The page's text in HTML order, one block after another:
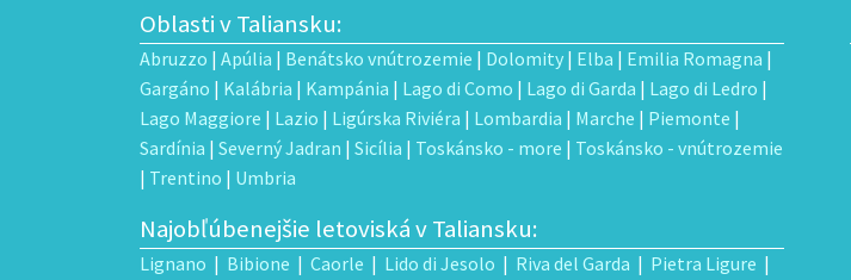
Oblasti v Taliansku:
Abruzzo | Apúlia | Benátsko vnútrozemie | Dolomity | Elba | Emilia Romagna |
Gargáno | Kalábria | Kampánia | Lago di Como | Lago di Garda | Lago di Ledro |
Lago Maggiore | Lazio | Ligúrska Riviéra | Lombardia | Marche | Piemonte |
Sardínia | Severný Jadran | Sicília | Toskánsko - more | Toskánsko - vnútrozemie
| Trentino | Umbria
Najobľúbenejšie letoviská v Taliansku:
Lignano | Bibione | Caorle | Lido di Jesolo | Riva del Garda | Pietra Ligure |